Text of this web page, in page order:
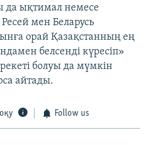
да ықтимал немесе
мен Беларусь
орай Қазақстанның ең
белсенді күресіп»
болуы да мүмкін
айтады.
Follow us